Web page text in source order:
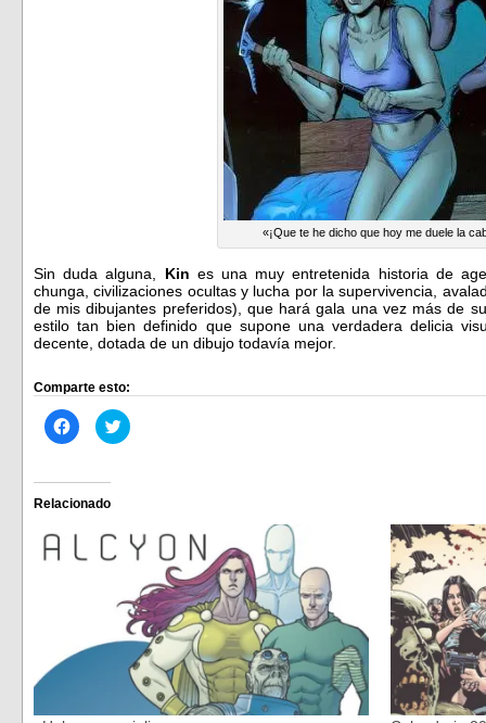
«¡Que te he dicho que hoy me duele la
Sin duda alguna, Kin es una muy entretenida historia de
chunga, civilizaciones ocultas y lucha por la supervivencia,
de mis dibujantes preferidos), que hará gala una vez más de
estilo tan bien definido que supone una verdadera delicia
decente, dotada de un dibujo todavía mejor.
Comparte esto:
Haz
clic
Facebook
(Se
abre
una
ventana
nueva)
Haz
clic
una
ventana
nueva)
Relacionado